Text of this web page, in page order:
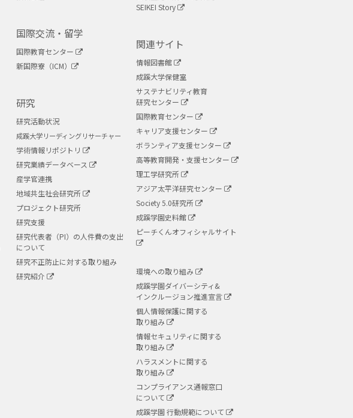
国際交流・留学
国際教育センター
新国際寮（ICM）
研究
研究活動状況
成蹊大学リーディングリサーチャー
学術情報リポジトリ
研究業績データベース
産学官連携
地域共生社会研究所
プロジェクト研究所
研究支援
研究代表者（PI）の人件費の支出
について
研究不正防止に対する取り組み
研究紹介
SEIKEI Story
関連サイト
情報図書館
成蹊大学保健室
サステナビリティ教育
研究センター
国際教育センター
キャリア支援センター
ボランティア支援センター
高等教育開発・支援センター
理工学研究所
アジア太平洋研究センター
Society 5.0研究所
成蹊学園史料館
ピーチくんオフィシャルサイト
環境への取り組み
成蹊学園ダイバーシティ&
インクルージョン推進宣言
個人情報保護に関する
取り組み
情報セキュリティに関する
取り組み
ハラスメントに関する
取り組み
コンプライアンス通報窓口
について
成蹊学園 行動規範について